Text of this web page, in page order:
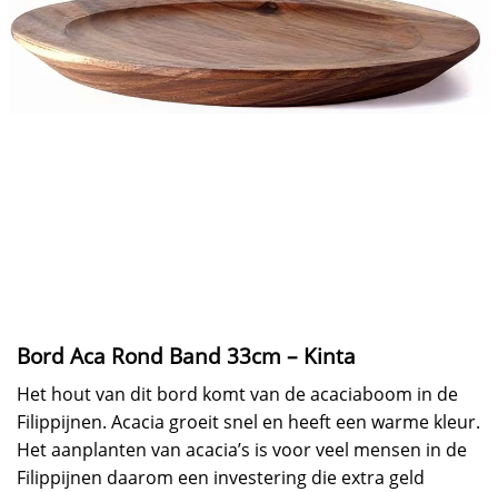
Bord Aca Rond Band 33cm – Kinta
Het hout van dit bord komt van de acaciaboom in de
Filippijnen. Acacia groeit snel en heeft een warme kleur.
Het aanplanten van acacia’s is voor veel mensen in de
Filippijnen daarom een investering die extra geld